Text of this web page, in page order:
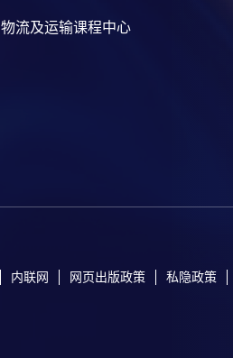
物流及运输课程中心
内联网 网页出版政策 私隐政策